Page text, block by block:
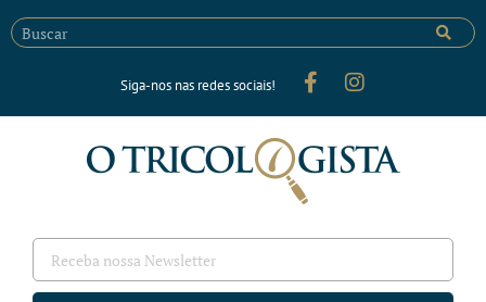
Siga-nos nas redes sociais!